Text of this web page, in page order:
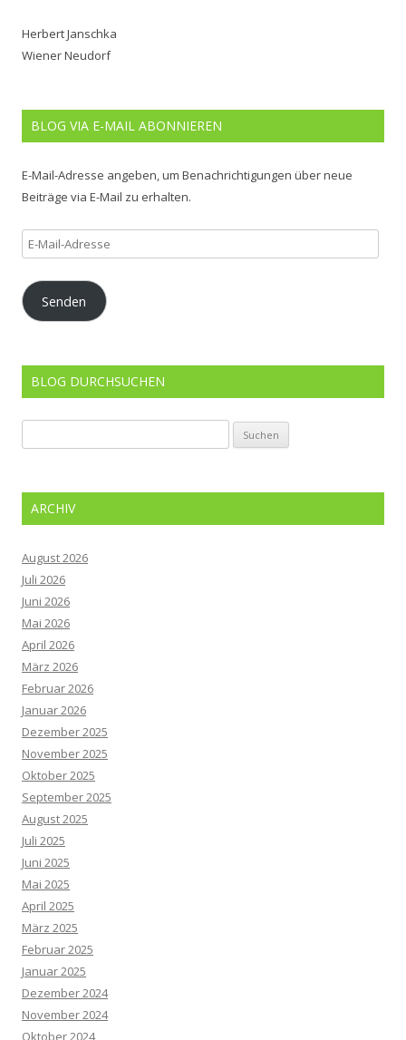
Herbert Janschka
Wiener Neudorf
BLOG VIA E-MAIL ABONNIEREN
E-Mail-Adresse angeben, um Benachrichtigungen über neue
Beiträge via E-Mail zu erhalten.
E-
Mail-
Adresse
Senden
BLOG DURCHSUCHEN
nach:
ARCHIV
August 2026
Juli 2026
Juni 2026
Mai 2026
April 2026
März 2026
Februar 2026
Januar 2026
Dezember 2025
November 2025
Oktober 2025
September 2025
August 2025
Juli 2025
Juni 2025
Mai 2025
April 2025
März 2025
Februar 2025
Januar 2025
Dezember 2024
November 2024
Oktober 2024